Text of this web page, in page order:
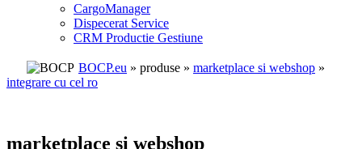
CargoManager
Dispecerat Service
CRM Productie Gestiune
BOCP.eu » produse » marketplace si webshop »
integrare cu cel ro
marketplace si webshop